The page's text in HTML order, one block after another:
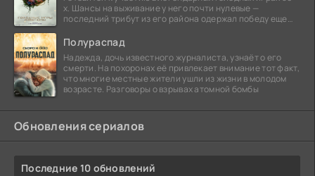
х. Шансы на выживание у него почти нулевые —
последний трибут из его района одержал победу еще
Полураспад
Надежда, дочь известного журналиста, узнаёт о его
смерти. На похоронах её привлекает внимание тот факт,
что многие местные жители ушли из жизни в молодом
возрасте. Разговоры о взрывах атомной бомбы
Обновления сериалов
Последние 10 обновлений